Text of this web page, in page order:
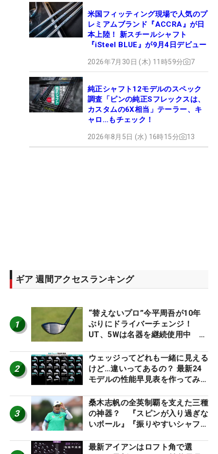
米国フィッティング現場で人気のプ
レミアムブランド『ACCRA』が日
本上陸！ 新スチールシャフト
『iSteel BLUE』が9月4日デビュー
2026年7月30日 (木) 11時59分 7
純正シャフト12モデルのスペック
調査「ピンの純正Sフレックスは、
カスタムの6X相当」テーラー、キ
ャロ…もチェック！
2026年8月5日 (水) 16時15分 13
ギア 週間アクセスランキング
1
“替えないプロ”今平周吾が10年
ぶりにドライバーチェンジ！
UT、5Wは名器を継続使用中 #
2
ウェッジってどれも一緒に見える
けど…違いってあるの？ 最新24
モデルの性能早見表を作ってみ
3
桑木志帆の全英制覇を支えた三種
の神器？ 『スピンが入り過ぎな
いボール』『振りやすいシャフ
ー』 #女子プロセッティング
最新アイアンはロフト角で選